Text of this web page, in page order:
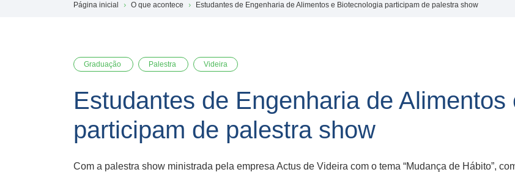
Página inicial O que acontece Estudantes de Engenharia de Alimentos e Biotecnologia participam de palestra show
Graduação Palestra Videira
Estudantes de Engenharia de
participam de palestra show
Com a palestra show ministrada pela empresa Actus de Videira com o tema “Mudança de Hábito”,